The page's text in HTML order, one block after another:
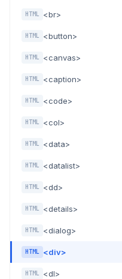
HTML <br>
HTML <button>
HTML <canvas>
HTML <caption>
HTML <code>
HTML <col>
HTML <data>
HTML <datalist>
HTML <dd>
HTML <details>
HTML <dialog>
HTML <div>
HTML <dl>